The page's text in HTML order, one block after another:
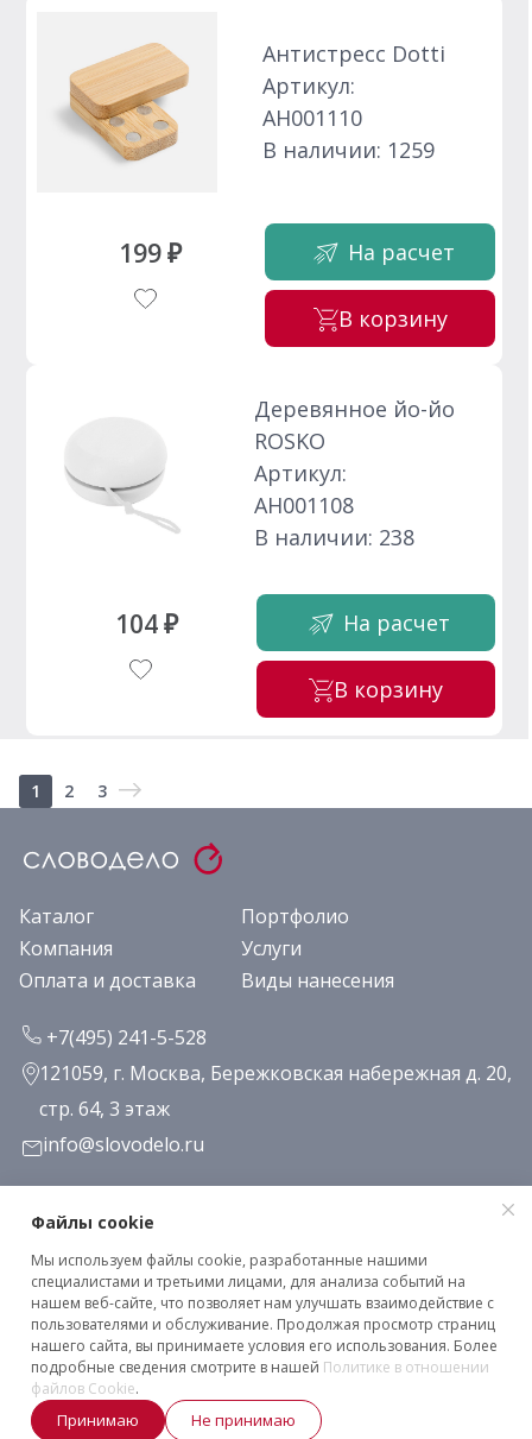
199 ₽
Антистресс Dotti
Артикул:
АН001110
В наличии: 1259
На расчет
В корзину
104 ₽
Деревянное йо-йо
ROSKO
Артикул:
АН001108
В наличии: 238
На расчет
В корзину
1 2 3
Каталог
Портфолио
Компания
Услуги
Оплата и доставка
Виды нанесения
+7(495) 241-5-528
121059, г. Москва, Бережковская набережная д. 20,
стр. 64, 3 этаж
info@slovodelo.ru
Заказать звонок
Подписаться на рассылку
Клиентское соглашение
Политика конфиденциальности
2026 © «Словодело». Все права защищены
Файлы cookie
Мы используем файлы cookie, разработанные нашими
специалистами и третьими лицами, для анализа событий на
нашем веб-сайте, что позволяет нам улучшать взаимодействие с
пользователями и обслуживание. Продолжая просмотр страниц
нашего сайта, вы принимаете условия его использования. Более
подробные сведения смотрите в нашей Политике в отношении
файлов Cookie.
Принимаю Не принимаю